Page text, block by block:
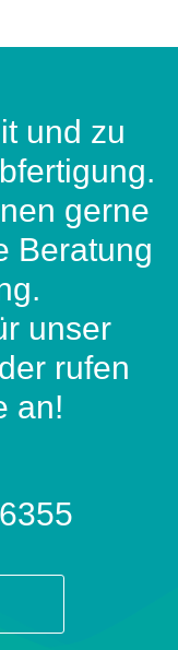
und zu
gerne
Beratung
unser
rufen
an!